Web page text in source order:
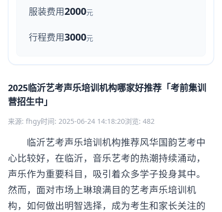
服装费用2000元
行程费用3000元
2025临沂艺考声乐培训机构哪家好推荐「考前集训
营招生中」
来源: fhgy时间: 2025-06-24 14:18:20浏览: 482
临沂艺考声乐培训机构推荐风华国韵艺考中
心比较好，在临沂，音乐艺考的热潮持续涌动，
声乐作为重要科目，吸引着众多学子投身其中。
然而，面对市场上琳琅满目的艺考声乐培训机
构，如何做出明智选择，成为考生和家长关注的